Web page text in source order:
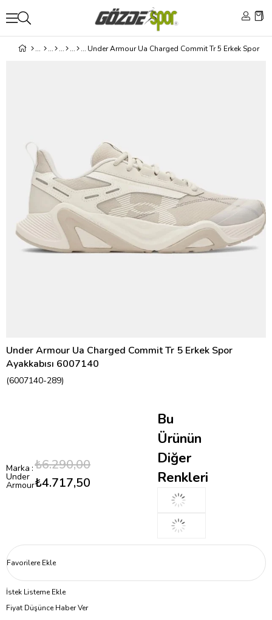
Under Armour Ua Charged Commit Tr 5 Erkek Spor
Ayakkabısı 6007140
(6007140-289)
Marka :
Under
Armour
₺6.290,00
₺4.717,50
Bu
Ürünün
Diğer
Renkleri
Favorilere Ekle
İstek Listeme Ekle
Fiyat Düşünce Haber Ver